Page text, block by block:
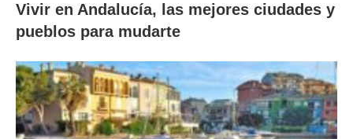
Vivir en Andalucía, las mejores ciudades y
pueblos para mudarte